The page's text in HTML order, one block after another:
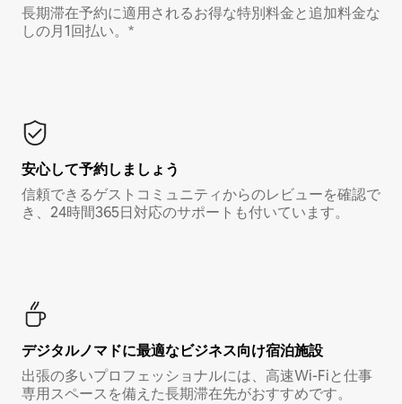
長期滞在予約に適用されるお得な特別料金と追加料金な
しの月1回払い。*
安心して予約しましょう
信頼できるゲストコミュニティからのレビューを確認で
き、24時間365日対応のサポートも付いています。
デジタルノマド⁠に最⁠適⁠なビ⁠ジ⁠ネ⁠ス⁠向⁠け宿⁠泊⁠施⁠設
出張の多いプロフェッショナルには、高速Wi-Fiと仕事
専用スペースを備えた長期滞在先がおすすめです。